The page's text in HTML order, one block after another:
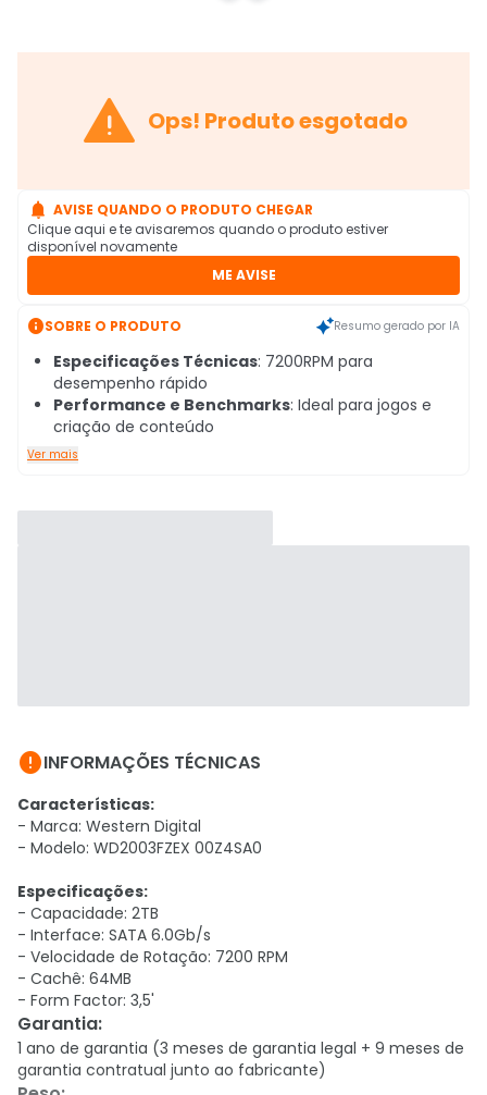
 Ops! Produto esgotado
 AVISE QUANDO O PRODUTO CHEGAR
Clique aqui e te avisaremos quando o produto estiver
disponível novamente
ME AVISE
SOBRE O PRODUTO Resumo gerado por IA
Especificações Técnicas: 7200RPM para
desempenho rápido
Performance e Benchmarks: Ideal para jogos e
criação de conteúdo
Ver mais
INFORMAÇÕES TÉCNICAS
Características:
- Marca: Western Digital
- Modelo: WD2003FZEX 00Z4SA0
Especificações:
- Capacidade: 2TB
- Interface: SATA 6.0Gb/s
- Velocidade de Rotação: 7200 RPM
- Cachê: 64MB
- Form Factor: 3,5'
Garantia:
1 ano de garantia (3 meses de garantia legal + 9 meses de
garantia contratual junto ao fabricante)